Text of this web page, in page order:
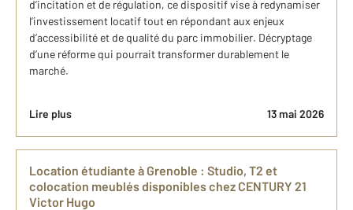
d’incitation et de régulation, ce dispositif vise à redynamiser
l’investissement locatif tout en répondant aux enjeux
d’accessibilité et de qualité du parc immobilier. Décryptage
d’une réforme qui pourrait transformer durablement le
marché.
Lire plus 13 mai 2026
Location étudiante à Grenoble : Studio, T2 et
colocation meublés disponibles chez CENTURY 21
Victor Hugo